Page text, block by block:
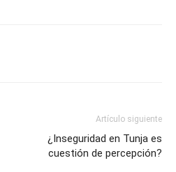
Artículo siguiente
¿Inseguridad en Tunja es
cuestión de percepción?